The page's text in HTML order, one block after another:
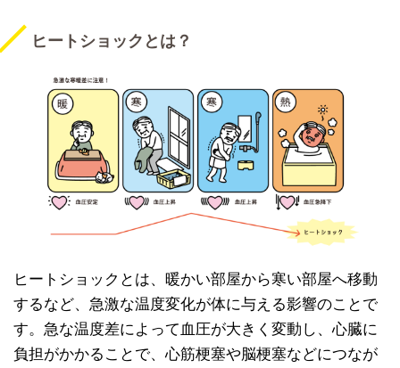
ヒートショックとは？
ヒートショックとは、暖かい部屋から寒い部屋へ移動
するなど、急激な温度変化が体に与える影響のことで
す。急な温度差によって血圧が大きく変動し、心臓に
負担がかかることで、心筋梗塞や脳梗塞などにつなが